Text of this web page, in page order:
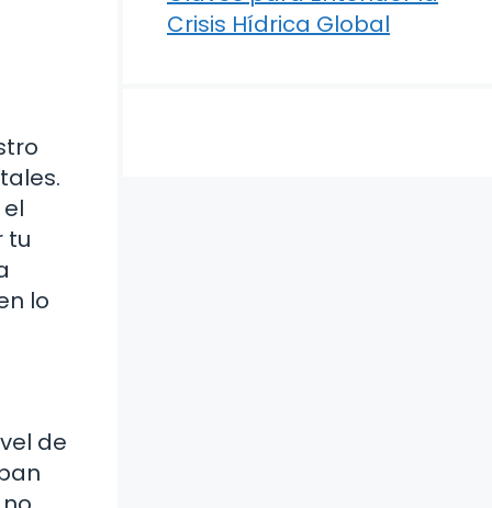
tu
lo
de
Crisis Hídrica Global